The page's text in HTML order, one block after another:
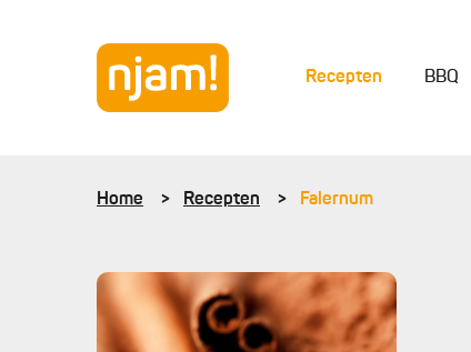
Recepten BBQ
Home Recepten Falernum